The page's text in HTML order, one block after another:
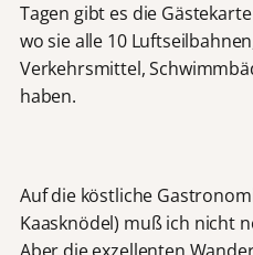
Tagen gibt es die
wo sie alle 10
Verkehrsmittel,
haben.
Auf die köstliche
Kaasknödel) muß ich nicht